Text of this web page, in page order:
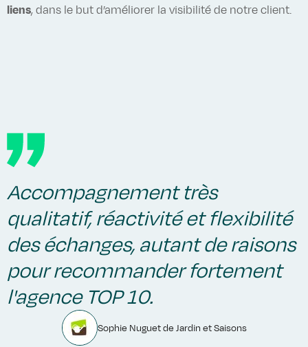
liens, dans le but d’améliorer la visibilité de notre client.
Accompagnement très
qualitatif, réactivité et flexibilité
des échanges, autant de raisons
pour recommander fortement
l'agence TOP 10.
Sophie Nuguet de Jardin et Saisons